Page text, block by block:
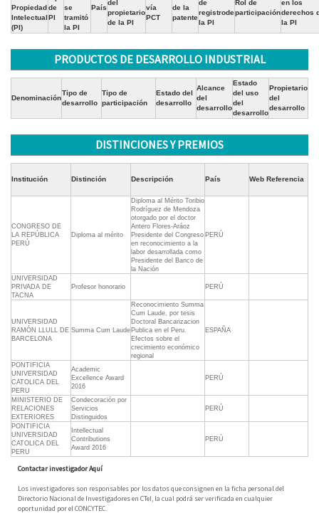
Propiedad
Intelectual
(PI)
de
PI
se
tramitó
la PI
País
del
propietario
de la PI
vía
PCT
de la
patente
de
registrode
la PI
Rol de
participación
en los
derechos
la PI
PRODUCTOS DE DESARROLLO INDUSTRIAL
Denominación
Tipo de
desarrollo
Tipo de
participación
Estado del
desarrollo
Alcance
del
desarrollo
Estado
del uso
del
desarrollo
Propietario
del
desarrollo
DISTINCIONES Y PREMIOS
Institución Distinción Descripción País Web Referencia
CONGRESO DE
LA REPÚBLICA
PERÚ
Diploma al mérito
Diploma al Mérito Toribio
Rodríguez de Mendoza
otorgado por el doctor
Antero Flores-Aráoz
Presidente del Congreso
en reconocimiento a la
labor desarrollada como
Presidente del Banco de
la Nación
PERÚ
UNIVERSIDAD
PRIVADA DE
TACNA
Profesor honorario PERÚ
UNIVERSIDAD
RAMÓN LLULL DE
BARCELONA
Summa Cum Laude
Reconocimiento Summa
Cum Laude, por tesis
Doctoral Bancarizacion
Publica en el Peru.
Efectos sobre el
crecimiento económico
regional
ESPAÑA
PONTIFICIA
UNIVERSIDAD
CATOLICA DEL
PERU
Academic
Excellence Award
2016
PERÚ
MINISTERIO DE
RELACIONES
EXTERIORES
Condecoración por
Servicios
Distinguidos
PERÚ
PONTIFICIA
UNIVERSIDAD
CATOLICA DEL
PERU
Intellectual
Contributions
Award 2016
PERÚ
Contactar investigador Aquí
Los investigadores son responsables por los datos que consignen en la ficha personal del
Directorio Nacional de Investigadores en CTeI, la cual podrá ser verificada en cualquier
oportunidad por el CONCYTEC.